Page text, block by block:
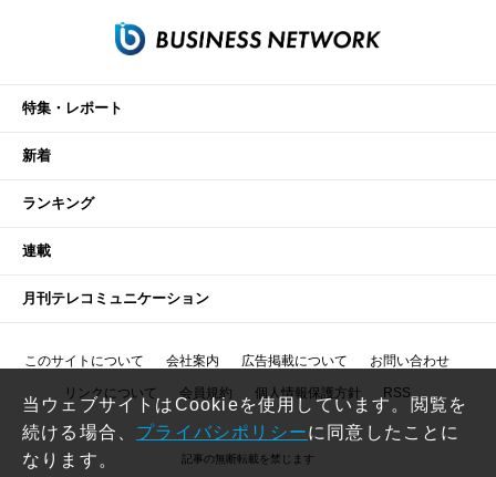
特集・レポート
新着
ランキング
連載
月刊テレコミュニケーション
このサイトについて 会社案内 広告掲載について お問い合わせ
リンクについて 会員規約 個人情報保護方針 RSS
記事の無断転載を禁じます
当ウェブサイトはCookieを使用しています。閲覧を
続ける場合、 プライバシポリシーに同意したことに
なります。